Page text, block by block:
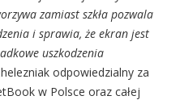
zamiast szkła pozwala
i sprawia, że ​​ekran jest
uszkodzenia
odpowiedzialny za
w Polsce oraz całej